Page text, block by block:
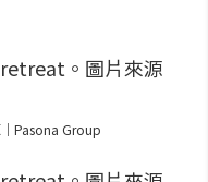
｜Pasona Group